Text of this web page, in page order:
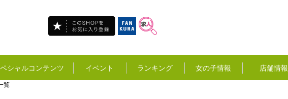
シャルコンテンツ イベント ランキング 女の子情報 店舗情報
覧